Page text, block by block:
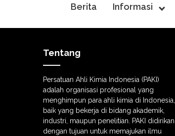
Berita Informasi
Tentang
Persatuan Ahli Kimia Indonesia (PAKI)
adalah organisasi profesional yang
menghimpun para ahli kimia di Indonesia,
baik yang bekerja di bidang akademik,
industri, maupun penelitian. PAKI didirikan
dengan tujuan untuk memajukan ilmu